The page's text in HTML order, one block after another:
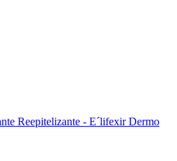
Reepitelizante - E´lifexir Dermo